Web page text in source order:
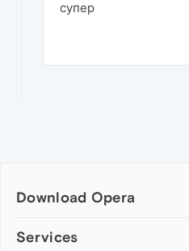
супер
Download Opera
Computer browsers
Services